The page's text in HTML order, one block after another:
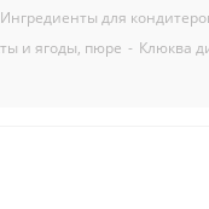
Ингредиенты для
и ягоды, пюре - Клюква